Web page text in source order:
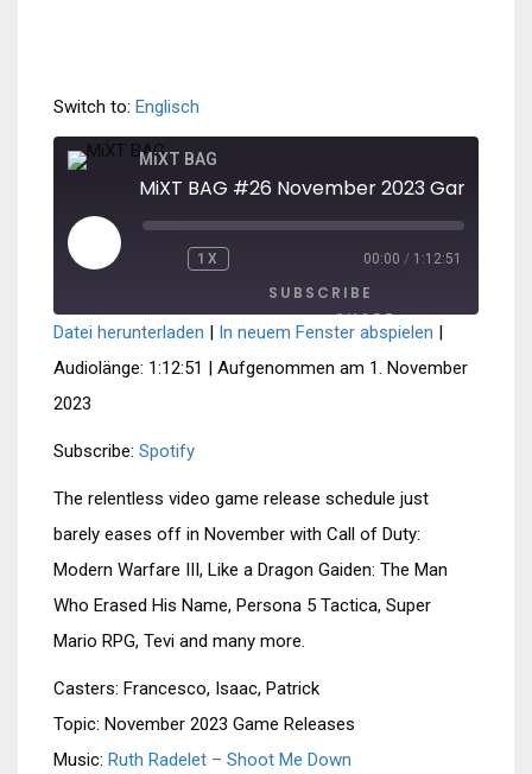
Switch to: Englisch
MiXT BAG
PLAY
EPISODE
REWIND
SECONDS
1X
FORWARD
30
SECONDS
00:00 / 1:12:51
SUBSCRIBE
SHARE
Spotify
RSS FEED
SHARE
LINK
EMBED
Datei herunterladen | In neuem Fenster abspielen |
Audiolänge: 1:12:51 | Aufgenommen am 1. November
2023
Subscribe: Spotify
The relentless video game release schedule just
barely eases off in November with Call of Duty:
Modern Warfare III, Like a Dragon Gaiden: The Man
Who Erased His Name, Persona 5 Tactica, Super
Mario RPG, Tevi and many more.
Casters: Francesco, Isaac, Patrick
Topic: November 2023 Game Releases
Music: Ruth Radelet – Shoot Me Down